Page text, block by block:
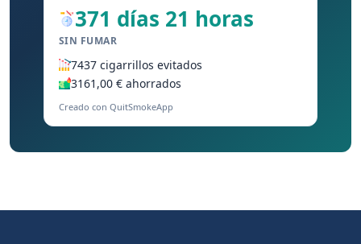
371 días 21 horas
SIN FUMAR
7437 cigarrillos evitados
3161,00 € ahorrados
Creado con QuitSmokeApp